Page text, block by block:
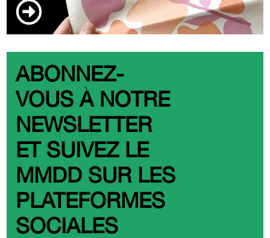
ABONNEZ-
VOUS À NOTRE
NEWSLETTER
ET SUIVEZ LE
MMDD SUR LES
PLATEFORMES
SOCIALES